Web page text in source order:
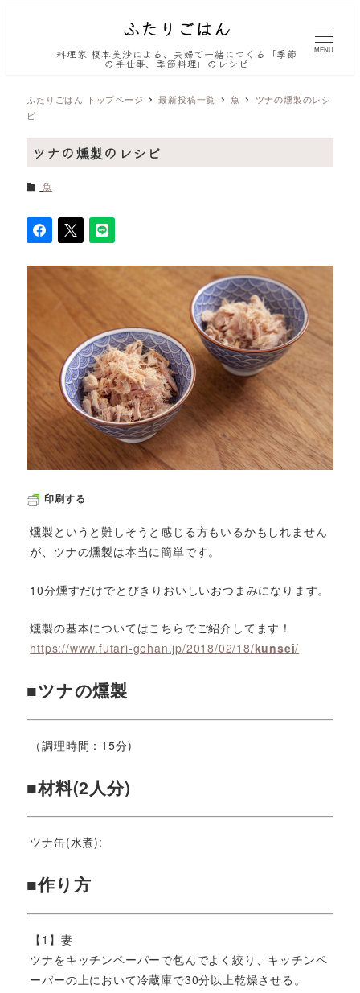
料理家 榎本美沙による、夫婦で一緒につくる「季節
の手仕事、季節料理」のレシピ
MENU
ふたりごはん トップページ 最新投稿一覧 魚
ツナの燻製のレシ
ピ
ツナの燻製のレシピ
カテゴリー
魚
印刷する
燻製というと難しそうと感じる方もいるかもしれません
が、ツナの燻製は本当に簡単です。
10分燻すだけでとびきりおいしいおつまみになります。
燻製の基本についてはこちらでご紹介してます！
https://www.futari-gohan.jp/2018/02/18/kunsei/
■ツナの燻製
（調理時間：15分)
■材料(2人分)
ツナ缶(水煮):
■作り方
【1】妻
ツナをキッチンペーパーで包んでよく絞り、キッチンペ
ーパーの上において冷蔵庫で30分以上乾燥させる。